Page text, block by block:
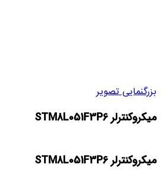
بزرگنمایی تصویر
میکروکنترلر STM8L051F3P6
میکروکنترلر STM8L051F3P6